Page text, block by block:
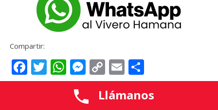
Compartir:
Facebook
Twitter
WhatsApp
Messenger
Copy
Link
Email
Llámanos